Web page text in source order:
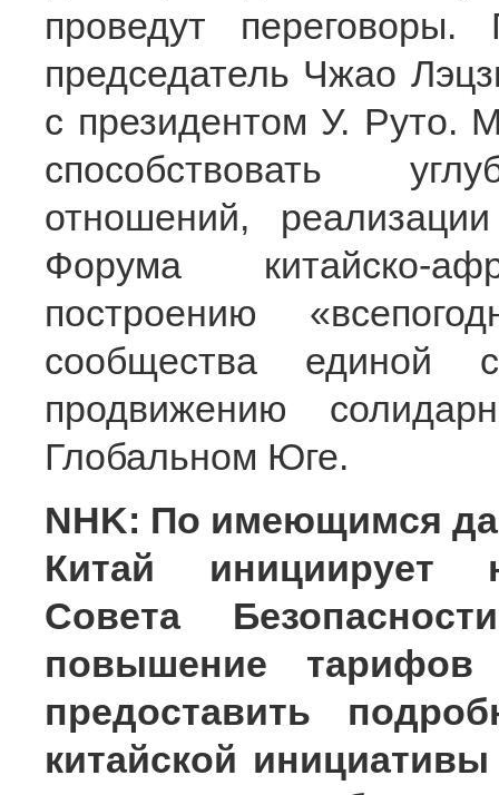
проведут
председатель Чжао
с президентом У. Руто.
способствовать
отношений,
Форума китайско-
построению
сообщества
продвижению
Глобальном Юге.
NHK: По имеющимся
Китай инициирует
Совета
повышение
предоставить
китайской